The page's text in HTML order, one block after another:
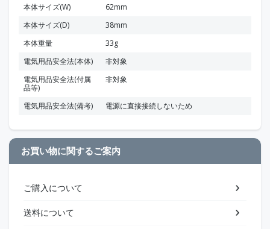
本体サイズ(W)
62mm
本体サイズ(D)
38mm
本体重量
33g
電気用品安全法(本体)
非対象
電気用品安全法(付属
品等)
非対象
電気用品安全法(備考) 電源に直接接続しないため
お買い物に関するご案内
ご購入について
送料について